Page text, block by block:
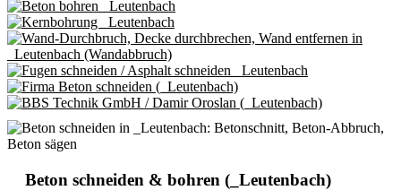
Beton schneiden & bohren (_Leutenbach)